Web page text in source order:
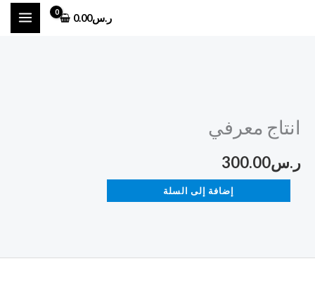
ر.س0.00
انتاج معرفي
ر.س300.00
معرفي
إضافة إلى السلة